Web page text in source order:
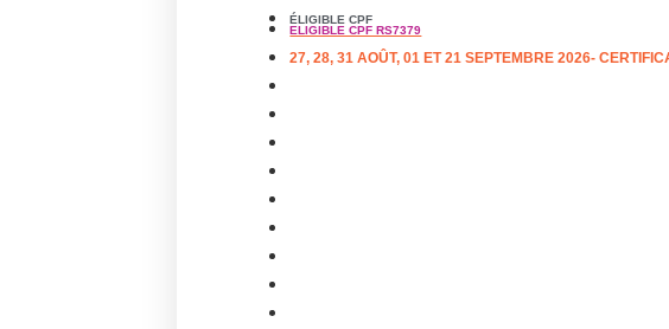
ÉLIGIBLE CPF
ELIGIBLE CPF RS7379
27, 28, 31 AOÛT, 01 ET 21 SEPTEMBRE 2026-